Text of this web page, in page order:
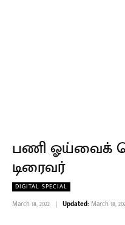
பணி ஓய்வைக்
டிரைவர்
DIGITAL SPECIAL
March 18, 2022 Updated: March 18,